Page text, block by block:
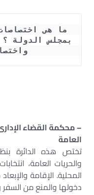
– محكمة القضاء
العامة
تختص هذه الدائرة
والحريات العامة،
المحلية. الإقامة
دخولها والمنع من